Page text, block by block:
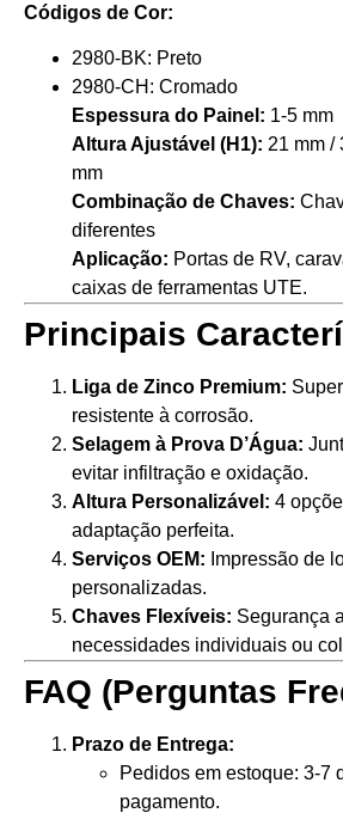
Códigos de Cor:
2980-BK: Preto
2980-CH: Cromado
Espessura do Painel: 1-5 mm
Altura Ajustável (H1): 21 mm /
mm
Combinação de Chaves:
diferentes
Aplicação: Portas de RV,
caixas de ferramentas UTE.
Principais
Liga de Zinco Premium:
resistente à corrosão.
Selagem à Prova D’Água:
evitar infiltração e oxidação.
Altura Personalizável: 4
adaptação perfeita.
Serviços OEM: Impressão de
personalizadas.
Chaves Flexíveis: Segurança
necessidades individuais ou
FAQ (Perguntas
Prazo de Entrega:
Pedidos em estoque: 3-7
pagamento.